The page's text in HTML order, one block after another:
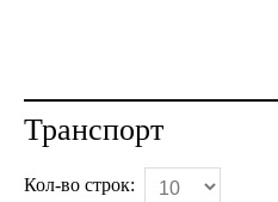
Транспорт
Кол-во строк: